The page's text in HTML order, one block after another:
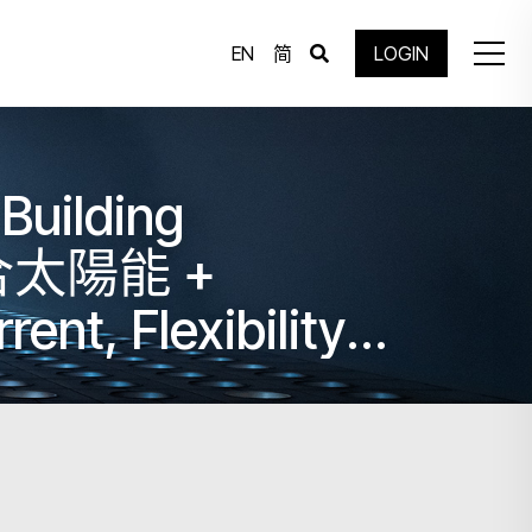
EN 简 LOGIN
陽能 +
Flexibility